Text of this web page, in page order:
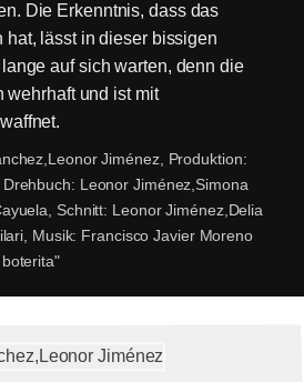
Die Erkenntnis, dass das
hat, lässt in dieser bissigen
auf sich warten, denn die
wehrhaft und ist mit
Jiménez, Produktion:
Drehbuch: Leonor Jiménez,Simona
Schnitt: Leonor Jiménez,Delia
Musik: Francisco Javier Moreno